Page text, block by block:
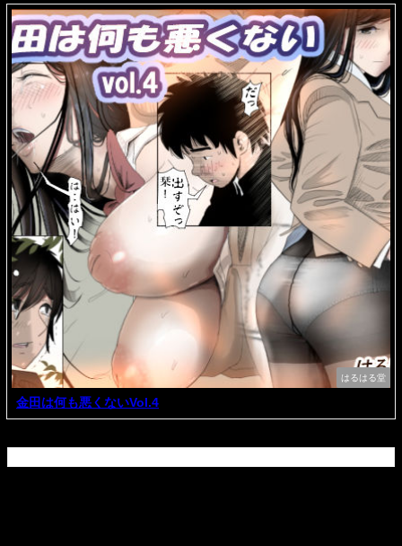
はるはる堂
金田は何も悪くないVol.4